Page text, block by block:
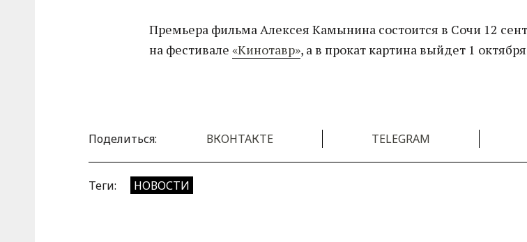
Премьера фильма Алексея Камынина состоится в Сочи 12
на фестивале«Кинотавр», а в прокат картина выйдет 1
Поделиться: ВКОНТАКТЕ TELEGRAM
Теги: НОВОСТИ